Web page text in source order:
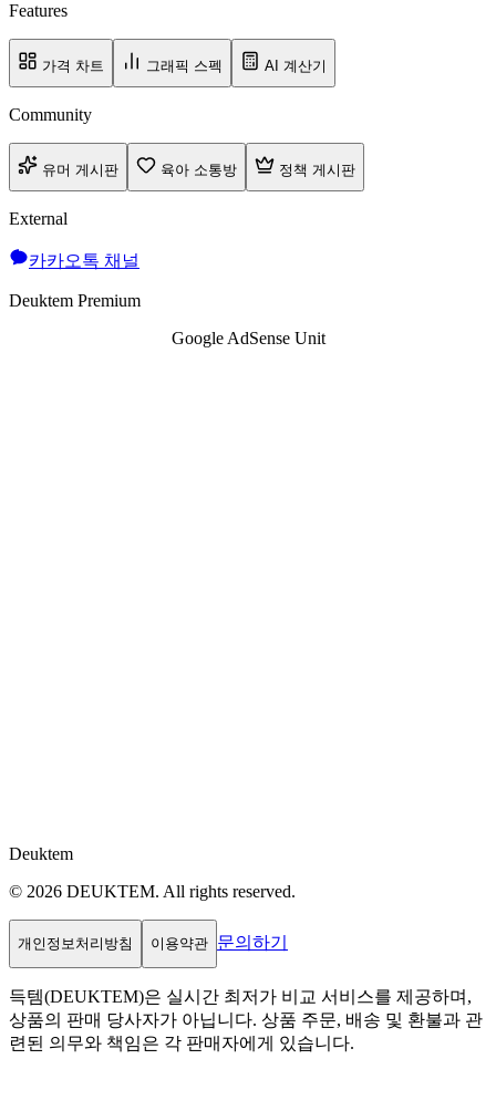
Features
가격 차트 그래픽 스펙 AI 계산기
Community
유머 게시판 육아 소통방 정책 게시판
External
카카오톡 채널
Deuktem Premium
Google AdSense Unit
Deuktem
© 2026 DEUKTEM. All rights reserved.
개인정보처리방침 이용약관 문의하기
득템(DEUKTEM)은 실시간 최저가 비교 서비스를 제공하며,
상품의 판매 당사자가 아닙니다. 상품 주문, 배송 및 환불과 관
련된 의무와 책임은 각 판매자에게 있습니다.